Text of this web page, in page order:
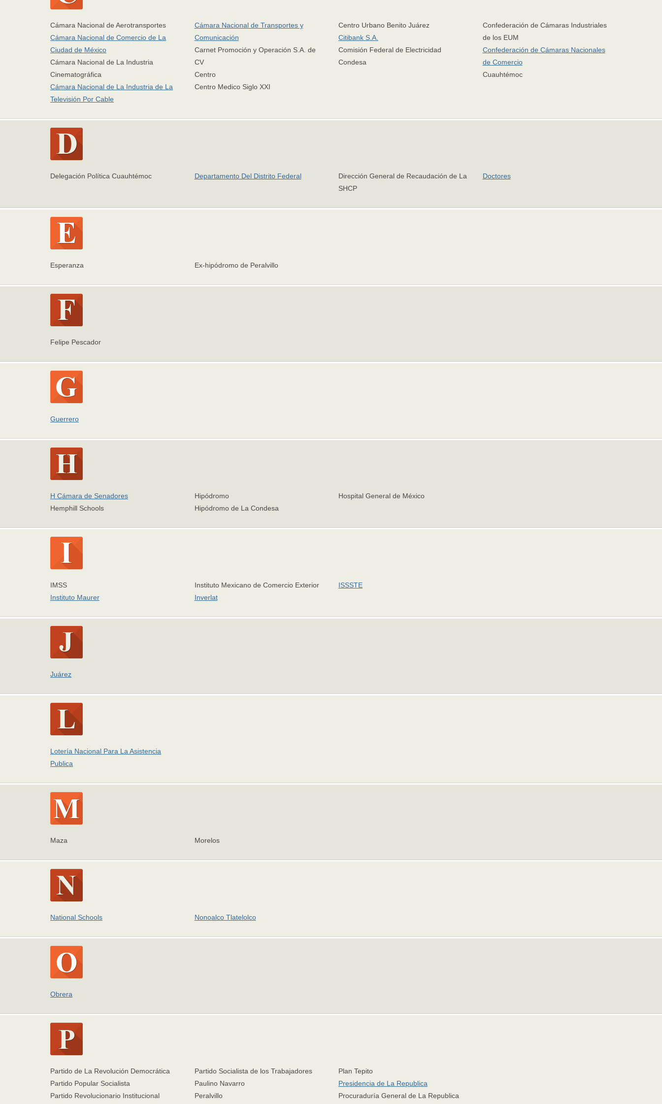
Cámara Nacional de Aerotransportes
Cámara Nacional de Comercio de La
Ciudad de México
Cámara Nacional de La Industria
Cinematográfica
Cámara Nacional de La Industria de La
Televisión Por Cable
Cámara Nacional de Transportes y
Comunicación
Carnet Promoción y Operación S.A. de
CV
Centro
Centro Medico Siglo XXI
Centro Urbano Benito Juárez
Citibank S.A.
Comisión Federal de Electricidad
Condesa
Confederación de Cámaras Industriales
de los EUM
Confederación de Cámaras Nacionales
de Comercio
Cuauhtémoc
Delegación Política Cuauhtémoc Departamento Del Distrito Federal
Dirección General de Recaudación de La
SHCP
Doctores
Esperanza Ex-hipódromo de Peralvillo
Felipe Pescador
Guerrero
H Cámara de Senadores
Hemphill Schools
Hipódromo
Hipódromo de La Condesa
Hospital General de México
IMSS
Instituto Maurer
Instituto Mexicano de Comercio Exterior
Inverlat
ISSSTE
Juárez
Lotería Nacional Para La Asistencia
Publica
Maza Morelos
National Schools Nonoalco Tlatelolco
Obrera
Partido de La Revolución Democrática
Partido Popular Socialista
Partido Revolucionario Institucional
Partido Socialista de los Trabajadores
Paulino Navarro
Peralvillo
Plan Tepito
Presidencia de La Republica
Procuraduría General de La Republica